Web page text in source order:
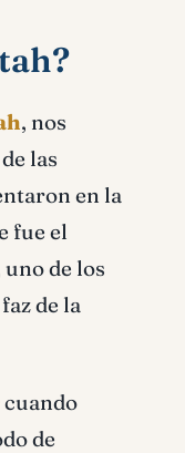
, nos
las
en la
fue el
de los
de la
cuando
de